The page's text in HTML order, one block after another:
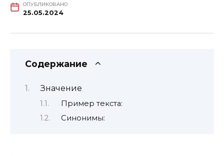
ОПУБЛИКОВАНО
25.05.2024
Содержание
Значение
Пример текста:
Синонимы: